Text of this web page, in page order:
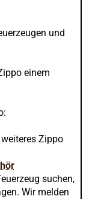
und
einem
Zippo
suchen,
Wir melden